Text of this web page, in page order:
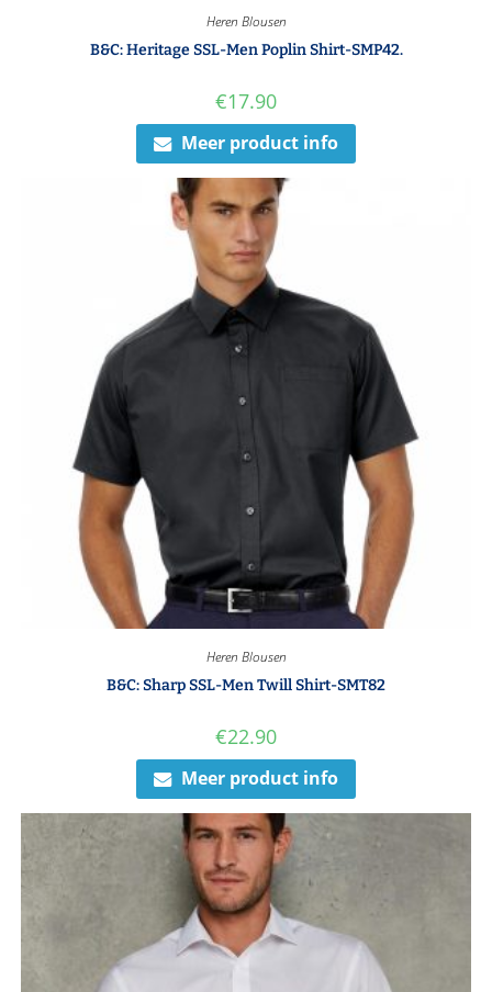
Heren Blousen
B&C: Heritage SSL-Men Poplin Shirt-SMP42.
€17.90
Meer product info
Heren Blousen
B&C: Sharp SSL-Men Twill Shirt-SMT82
€22.90
Meer product info